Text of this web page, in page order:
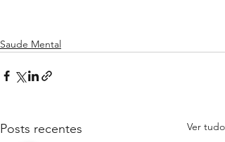
Saude Mental
Posts recentes Ver tudo